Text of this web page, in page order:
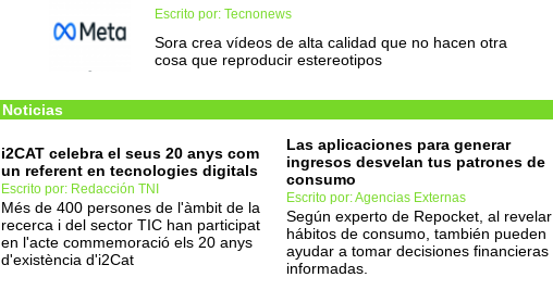
Escrito por: Tecnonews
Sora crea vídeos de alta calidad que no hacen otra
cosa que reproducir estereotipos
Noticias
i2CAT celebra el seus 20 anys com
un referent en tecnologies digitals
Escrito por: Redacción TNI
Més de 400 persones de l'àmbit de la
recerca i del sector TIC han participat
en l'acte commemoració els 20 anys
d'existència d'i2Cat
Las aplicaciones para generar
ingresos desvelan tus patrones de
consumo
Escrito por: Agencias Externas
Según experto de Repocket, al revelar
hábitos de consumo, también pueden
ayudar a tomar decisiones financieras
informadas.